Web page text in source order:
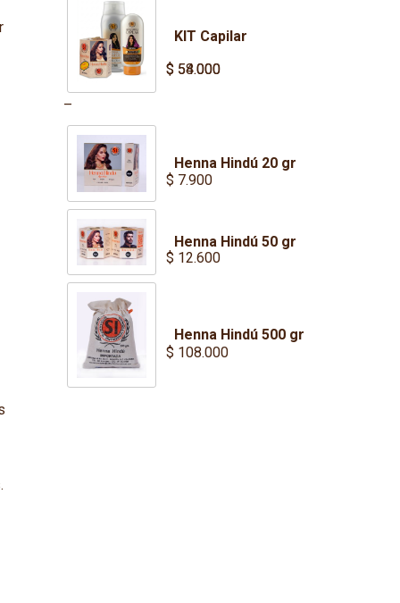
KIT Capilar
$54.000
–
$58.000
Price
range:
$ 54.000
through
$ 58.000
Henna Hindú 20 gr
$ 7.900
Henna Hindú 50 gr
$ 12.600
Henna Hindú 500 gr
$ 108.000